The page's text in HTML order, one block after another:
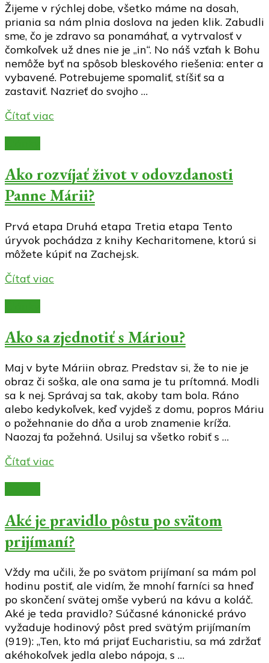
Žijeme v rýchlej dobe, všetko máme na dosah,
priania sa nám plnia doslova na jeden klik. Zabudli
sme, čo je zdravo sa ponamáhať, a vytrvalosť v
čomkoľvek už dnes nie je „in“. No náš vzťah k Bohu
nemôže byť na spôsob bleskového riešenia: enter a
vybavené. Potrebujeme spomaliť, stíšiť sa a
zastaviť. Nazrieť do svojho …
Čítať viac
Ako rozvíjať život v odovzdanosti
Panne Márii?
Prvá etapa Druhá etapa Tretia etapa Tento
úryvok pochádza z knihy Kecharitomene, ktorú si
môžete kúpiť na Zachej.sk.
Čítať viac
Ako sa zjednotiť s Máriou?
Maj v byte Máriin obraz. Predstav si, že to nie je
obraz či soška, ale ona sama je tu prítomná. Modli
sa k nej. Správaj sa tak, akoby tam bola. Ráno
alebo kedykoľvek, keď vyjdeš z domu, popros Máriu
o požehnanie do dňa a urob znamenie kríža.
Naozaj ťa požehná. Usiluj sa všetko robiť s …
Čítať viac
Aké je pravidlo pôstu po svätom
prijímaní?
Vždy ma učili, že po svätom prijímaní sa mám pol
hodinu postiť, ale vidím, že mnohí farníci sa hneď
po skončení svätej omše vyberú na kávu a koláč.
Aké je teda pravidlo? Súčasné kánonické právo
vyžaduje hodinový pôst pred svätým prijímaním
(919): „Ten, kto má prijať Eucharistiu, sa má zdržať
akéhokoľvek jedla alebo nápoja, s …